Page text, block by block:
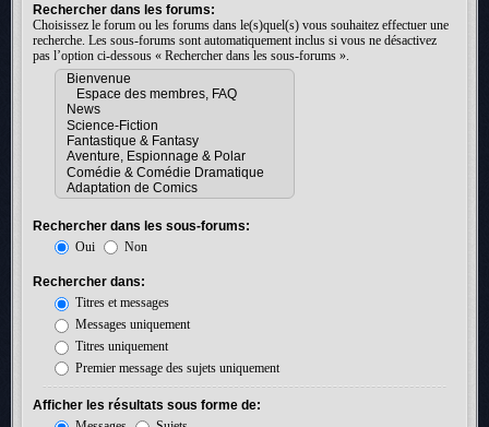
Rechercher dans les forums:
Choisissez le forum ou les forums dans le(s)quel(s) vous souhaitez effectuer une
recherche. Les sous-forums sont automatiquement inclus si vous ne désactivez
pas l’option ci-dessous « Rechercher dans les sous-forums ».
Rechercher dans les sous-forums:
Oui
Non
Rechercher dans:
Titres et messages
Messages uniquement
Titres uniquement
Premier message des sujets uniquement
Afficher les résultats sous forme de: